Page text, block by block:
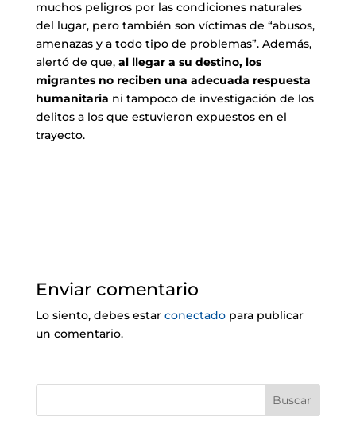
muchos peligros por las condiciones naturales
del lugar, pero también son víctimas de “abusos,
amenazas y a todo tipo de problemas”. Además,
alertó de que, al llegar a su destino, los
migrantes no reciben una adecuada respuesta
humanitaria ni tampoco de investigación de los
delitos a los que estuvieron expuestos en el
trayecto.
Enviar comentario
Lo siento, debes estar conectadopara publicar
un comentario.
Buscar